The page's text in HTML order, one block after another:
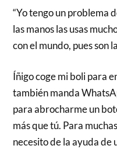
“Yo tengo un problema
las manos las usas
con el mundo, pues son
Íñigo coge mi boli para
también manda
para abrocharme un
más que tú. Para
necesito de la ayuda de